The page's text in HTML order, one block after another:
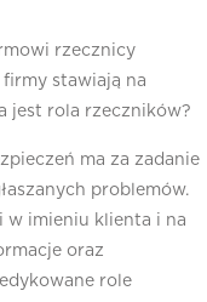
rzecznicy
firmy stawiają na
jest rola rzeczników?
ma za zadanie
problemów.
w imieniu klienta i na
oraz
role